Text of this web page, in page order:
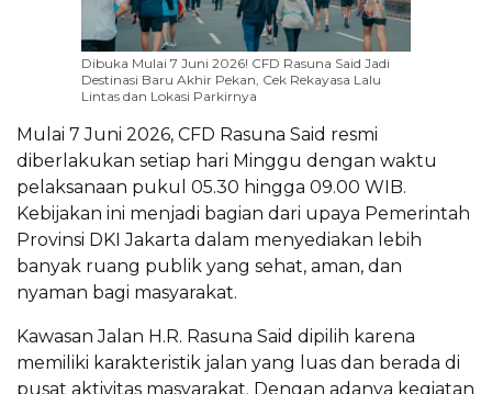
Dibuka Mulai 7 Juni 2026! CFD Rasuna Said Jadi
Destinasi Baru Akhir Pekan, Cek Rekayasa Lalu
Lintas dan Lokasi Parkirnya
Mulai 7 Juni 2026, CFD Rasuna Said resmi
diberlakukan setiap hari Minggu dengan waktu
pelaksanaan pukul 05.30 hingga 09.00 WIB.
Kebijakan ini menjadi bagian dari upaya Pemerintah
Provinsi DKI Jakarta dalam menyediakan lebih
banyak ruang publik yang sehat, aman, dan
nyaman bagi masyarakat.
Kawasan Jalan H.R. Rasuna Said dipilih karena
memiliki karakteristik jalan yang luas dan berada di
pusat aktivitas masyarakat. Dengan adanya kegiatan